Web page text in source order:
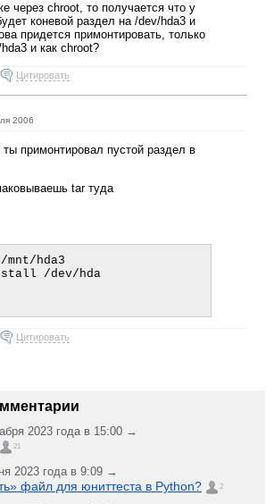
через chroot, то получается что у
коневой раздел на /dev/hda3 и
придется примонтировать, только
и как chroot?
Цитировать
2006
примонтировал пустой раздел в
tar туда
hda3
/dev/hda
Цитировать
2023 года в 15:00 →
21
2023 года в 9:09 →
файл для юниттеста в Python? 2